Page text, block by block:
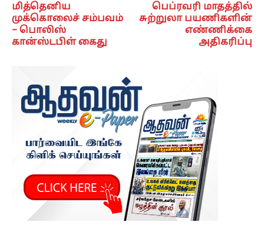
மித்தெனிய
முக்கொலைச் சம்பவம்
– பொலிஸ்
கான்ஸ்டபிள் கைது
பெப்ரவரி மாதத்தில்
சுற்றுலா பயணிகளின்
எண்ணிக்கை
அதிகரிப்பு